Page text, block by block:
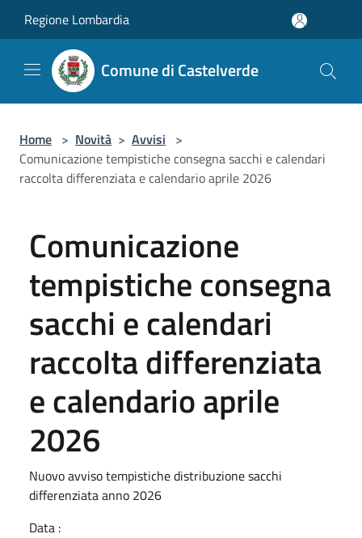
Regione Lombardia
Comune di Castelverde
Home > Novità > Avvisi >
Comunicazione tempistiche consegna sacchi e calendari
raccolta differenziata e calendario aprile 2026
Comunicazione
tempistiche consegna
sacchi e calendari
raccolta differenziata
e calendario aprile
2026
Nuovo avviso tempistiche distribuzione sacchi
differenziata anno 2026
Data :